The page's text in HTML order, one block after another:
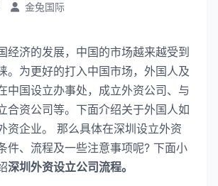
金兔国际
济的发展，中国的市场越来越受到
。为更好的打入中国市场，外国人及
中国设立办事处，成立外资公司、与
合资公司等。下面介绍关于外国人如
资企业。 那么具体在深圳设立外资
件、流程及一些注意事项呢? 下面小
深圳外资设立公司流程。